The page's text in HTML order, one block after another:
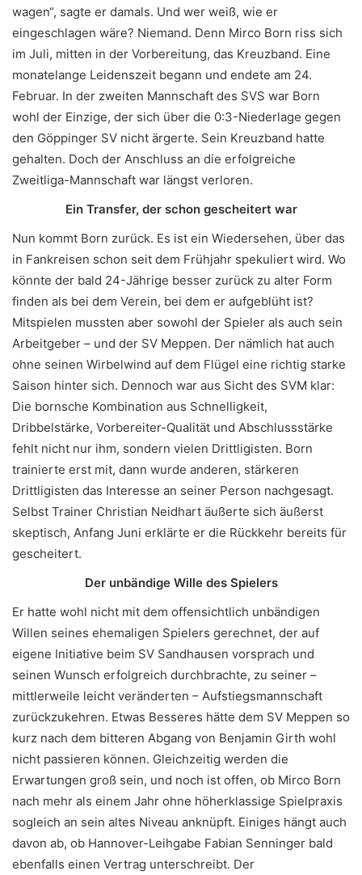
wagen“, sagte er damals. Und wer weiß, wie er
eingeschlagen wäre? Niemand. Denn Mirco Born riss sich
im Juli, mitten in der Vorbereitung, das Kreuzband. Eine
monatelange Leidenszeit begann und endete am 24.
Februar. In der zweiten Mannschaft des SVS war Born
wohl der Einzige, der sich über die 0:3-Niederlage gegen
den Göppinger SV nicht ärgerte. Sein Kreuzband hatte
gehalten. Doch der Anschluss an die erfolgreiche
Zweitliga-Mannschaft war längst verloren.
Ein Transfer, der schon gescheitert war
Nun kommt Born zurück. Es ist ein Wiedersehen, über das
in Fankreisen schon seit dem Frühjahr spekuliert wird. Wo
könnte der bald 24-Jährige besser zurück zu alter Form
finden als bei dem Verein, bei dem er aufgeblüht ist?
Mitspielen mussten aber sowohl der Spieler als auch sein
Arbeitgeber – und der SV Meppen. Der nämlich hat auch
ohne seinen Wirbelwind auf dem Flügel eine richtig starke
Saison hinter sich. Dennoch war aus Sicht des SVM klar:
Die bornsche Kombination aus Schnelligkeit,
Dribbelstärke, Vorbereiter-Qualität und Abschlussstärke
fehlt nicht nur ihm, sondern vielen Drittligisten. Born
trainierte erst mit, dann wurde anderen, stärkeren
Drittligisten das Interesse an seiner Person nachgesagt.
Selbst Trainer Christian Neidhart äußerte sich äußerst
skeptisch, Anfang Juni erklärte er die Rückkehr bereits für
gescheitert.
Der unbändige Wille des Spielers
Er hatte wohl nicht mit dem offensichtlich unbändigen
Willen seines ehemaligen Spielers gerechnet, der auf
eigene Initiative beim SV Sandhausen vorsprach und
seinen Wunsch erfolgreich durchbrachte, zu seiner –
mittlerweile leicht veränderten – Aufstiegsmannschaft
zurückzukehren. Etwas Besseres hätte dem SV Meppen so
kurz nach dem bitteren Abgang von Benjamin Girth wohl
nicht passieren können. Gleichzeitig werden die
Erwartungen groß sein, und noch ist offen, ob Mirco Born
nach mehr als einem Jahr ohne höherklassige Spielpraxis
sogleich an sein altes Niveau anknüpft. Einiges hängt auch
davon ab, ob Hannover-Leihgabe Fabian Senninger bald
ebenfalls einen Vertrag unterschreibt. Der